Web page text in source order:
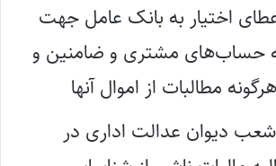
اختیار به بانک عامل جهت
حساب‌های مشتری و ضامنین و
مطالبات از اموال آنها
دیوان عدالت اداری در